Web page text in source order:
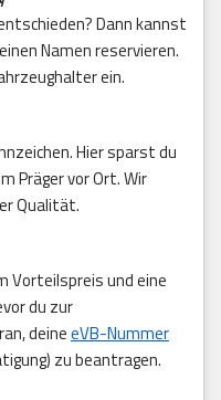
Dann kannst
Namen reservieren.
ein.
Hier sparst du
Präger vor Ort. Wir
Qualität.
Vorteilspreis und eine
du zur
deineeVB-Nummer
zu beantragen.